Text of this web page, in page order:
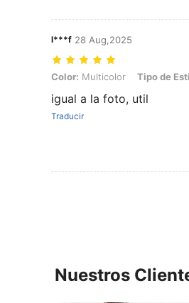
l***f 28 Aug,2025
Color: Multicolor, Tipo de Estilo:
Color: Multicolor Tipo de
igual a la foto, util
Traducir
Nuestros